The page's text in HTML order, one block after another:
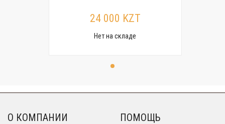
24 000 KZT
Нет на складе
О КОМПАНИИ ПОМОЩЬ